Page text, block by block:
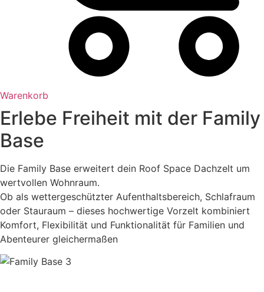
Warenkorb
Erlebe Freiheit mit der Family
Base
Die Family Base erweitert dein Roof Space Dachzelt um
wertvollen Wohnraum.
Ob als wettergeschützter Aufenthaltsbereich, Schlafraum
oder Stauraum – dieses hochwertige Vorzelt kombiniert
Komfort, Flexibilität und Funktionalität für Familien und
Abenteurer gleichermaßen